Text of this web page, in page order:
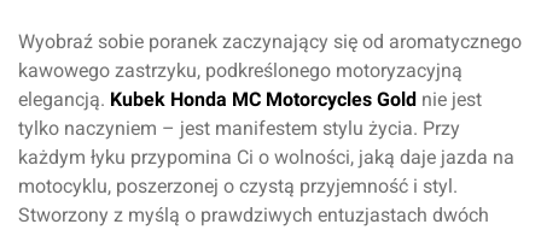
Wyobraź sobie poranek zaczynający się od aromatycznego
kawowego zastrzyku, podkreślonego motoryzacyjną
elegancją. Kubek Honda MC Motorcycles Gold nie jest
tylko naczyniem – jest manifestem stylu życia. Przy
każdym łyku przypomina Ci o wolności, jaką daje jazda na
motocyklu, poszerzonej o czystą przyjemność i styl.
Stworzony z myślą o prawdziwych entuzjastach dwóch